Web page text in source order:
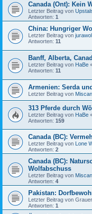
Canada (Ont): Kein
Letzter Beitrag von
Antworten: 1
China: Hungriger
Letzter Beitrag von
Antworten: 11
Banff, Alberta,
Letzter Beitrag von HaBe
Antworten: 11
Armenien: Serda
Letzter Beitrag von
313 Pferde durch
Letzter Beitrag von HaBe
Antworten: 159
Canada (BC):
Letzter Beitrag von Lone
Antworten: 2
Canada (BC):
Wolfabschuss
Letzter Beitrag von
Antworten: 4
Pakistan:
Letzter Beitrag von
Antworten: 1